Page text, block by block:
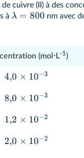
cuivre (II) à des
à λ = 800 nm avec
(mol⋅L-1)
4,0 × 10−3
8,0 × 10−3
1,2 × 10−2
2,0 × 10−2